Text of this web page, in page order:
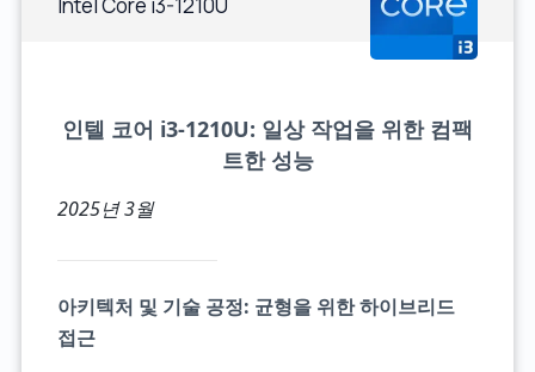
인텔 코어 i3-1210U: 일상 작업을 위한 컴팩
트한 성능
2025년 3월
아키텍처 및 기술 공정: 균형을 위한 하이브리드
접근